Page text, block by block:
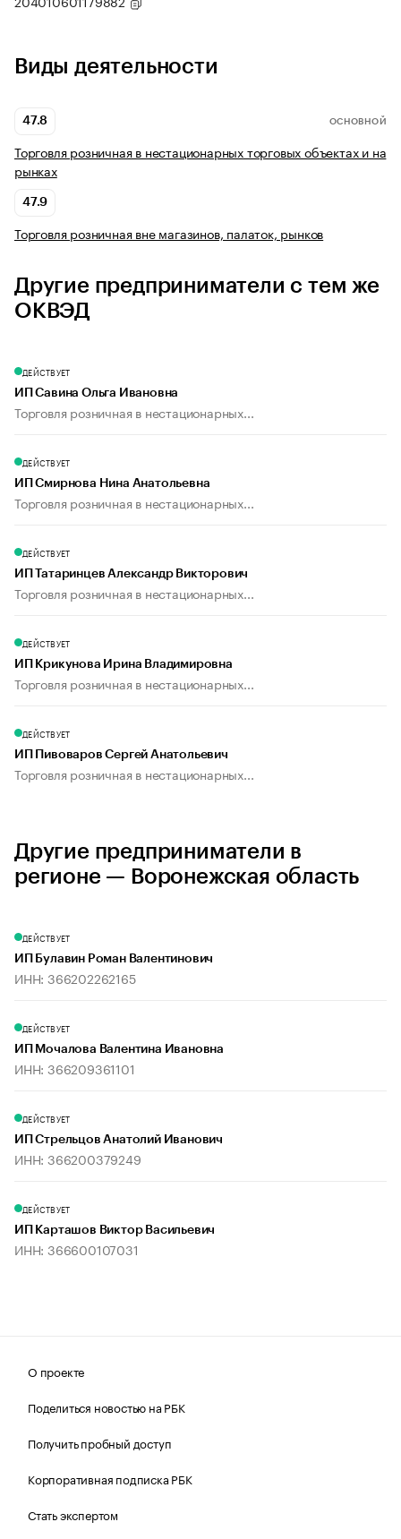
Виды деятельности
47.8 ОСНОВНОЙ
Торговля розничная в нестационарных торговых объектах и на
рынках
47.9
Торговля розничная вне магазинов, палаток, рынков
Другие предприниматели с тем же
ОКВЭД
ДЕЙСТВУЕТ
ИП Савина Ольга Ивановна
Торговля розничная в нестационарных...
ДЕЙСТВУЕТ
ИП Смирнова Нина Анатольевна
Торговля розничная в нестационарных...
ДЕЙСТВУЕТ
ИП Татаринцев Александр Викторович
Торговля розничная в нестационарных...
ДЕЙСТВУЕТ
ИП Крикунова Ирина Владимировна
Торговля розничная в нестационарных...
ДЕЙСТВУЕТ
ИП Пивоваров Сергей Анатольевич
Торговля розничная в нестационарных...
Другие предприниматели в
регионе — Воронежская область
ДЕЙСТВУЕТ
ИП Булавин Роман Валентинович
ИНН: 366202262165
ДЕЙСТВУЕТ
ИП Мочалова Валентина Ивановна
ИНН: 366209361101
ДЕЙСТВУЕТ
ИП Стрельцов Анатолий Иванович
ИНН: 366200379249
ДЕЙСТВУЕТ
ИП Карташов Виктор Васильевич
ИНН: 366600107031
О проекте
Поделиться новостью на РБК
Получить пробный доступ
Корпоративная подписка РБК
Стать экспертом